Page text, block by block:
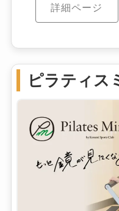
詳細ページ
ピラティス